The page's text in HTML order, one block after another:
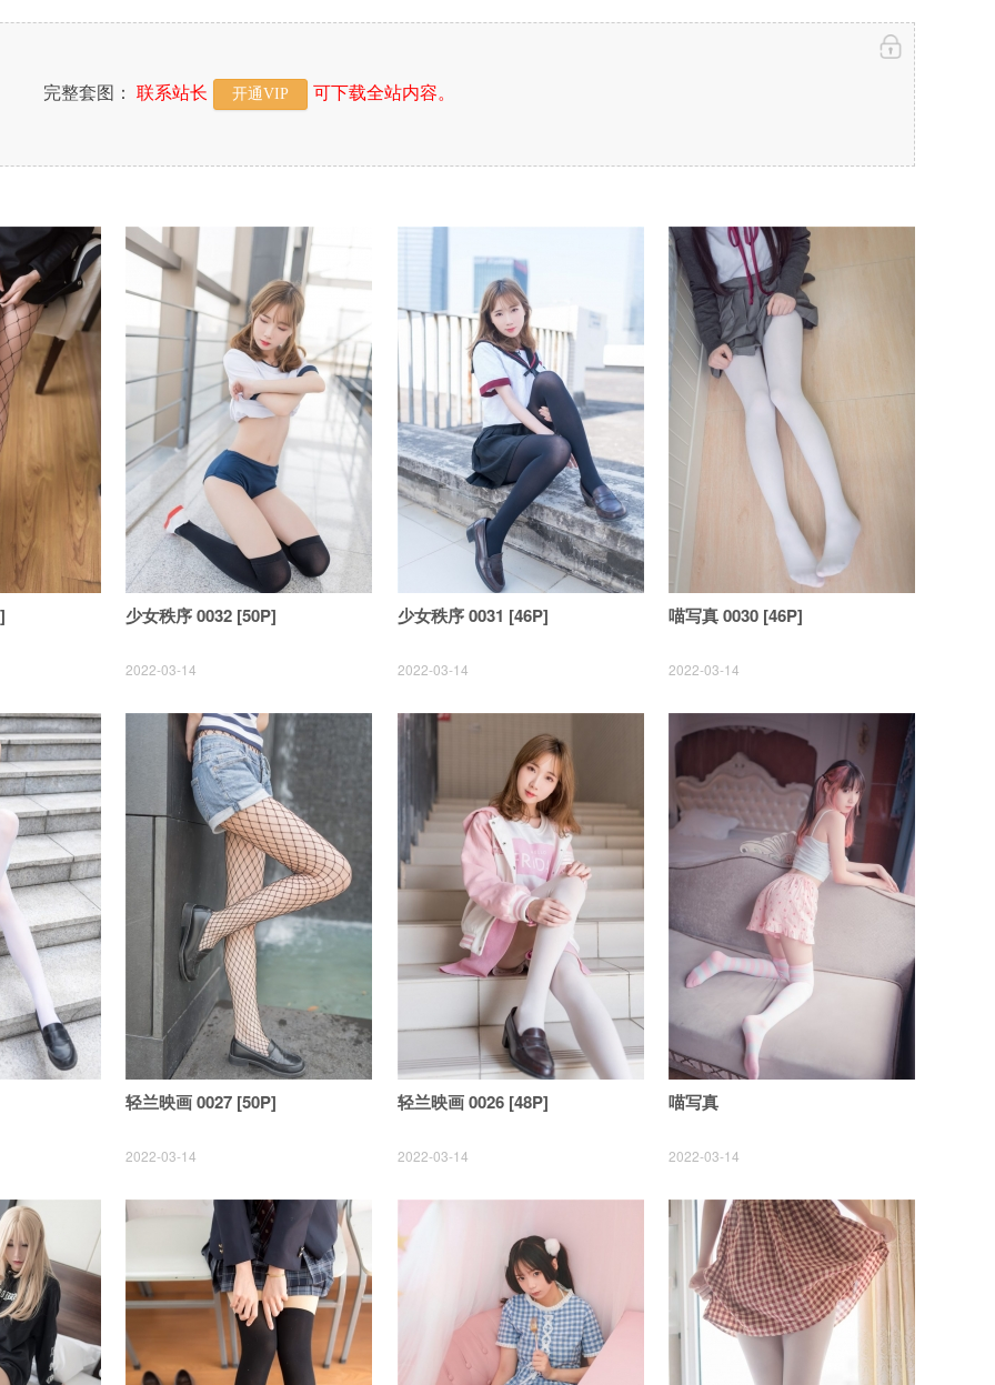
完整套图： 联系站长 开通VIP 可下载全站内容。
少女秩序 0032 [50P]
2022-03-14
少女秩序 0031 [46P]
2022-03-14
喵写真 0030 [46P]
2022-03-14
轻兰映画 0027 [50P]
2022-03-14
轻兰映画 0026 [48P]
2022-03-14
喵写真
2022-03-14